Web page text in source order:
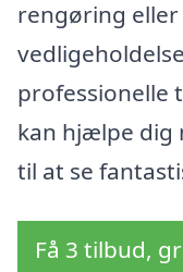
rengøring
professionelle
kan hjælpe dig
til at se
Få 3 tilbud,